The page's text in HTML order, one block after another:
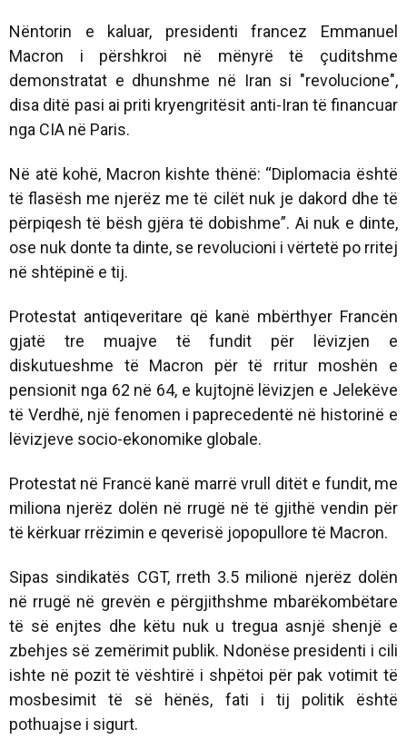
Nëntorin e kaluar, presidenti francez Emmanuel
Macron i përshkroi në mënyrë të çuditshme
demonstratat e dhunshme në Iran si "revolucione",
disa ditë pasi ai priti kryengritësit anti-Iran të financuar
nga CIA në Paris.
Në atë kohë, Macron kishte thënë: “Diplomacia është
të flasësh me njerëz me të cilët nuk je dakord dhe të
përpiqesh të bësh gjëra të dobishme”. Ai nuk e dinte,
ose nuk donte ta dinte, se revolucioni i vërtetë po rritej
në shtëpinë e tij.
Protestat antiqeveritare që kanë mbërthyer Francën
gjatë tre muajve të fundit për lëvizjen e
diskutueshme të Macron për të rritur moshën e
pensionit nga 62 në 64, e kujtojnë lëvizjen e Jelekëve
të Verdhë, një fenomen i paprecedentë në historinë e
lëvizjeve socio-ekonomike globale.
Protestat në Francë kanë marrë vrull ditët e fundit, me
miliona njerëz dolën në rrugë në të gjithë vendin për
të kërkuar rrëzimin e qeverisë jopopullore të Macron.
Sipas sindikatës CGT, rreth 3.5 milionë njerëz dolën
në rrugë në grevën e përgjithshme mbarëkombëtare
të së enjtes dhe këtu nuk u tregua asnjë shenjë e
zbehjes së zemërimit publik. Ndonëse presidenti i cili
ishte në pozit të vështirë i shpëtoi për pak votimit të
mosbesimit të së hënës, fati i tij politik është
pothuajse i sigurt.